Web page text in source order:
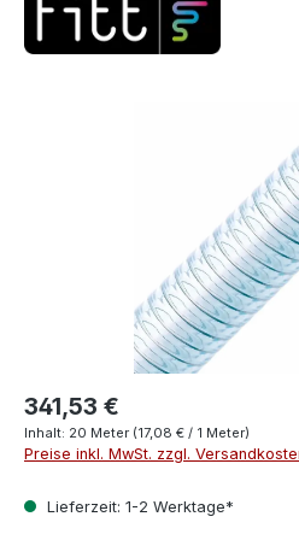
341,53 €
Inhalt: 20 Meter (17,08 € / 1 Meter)
Preise inkl. MwSt. zzgl.
Lieferzeit: 1-2 Werktage*